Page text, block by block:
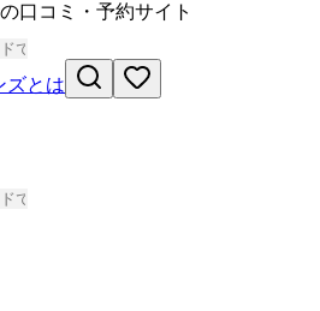
口コミ・予約サイト
ズとは